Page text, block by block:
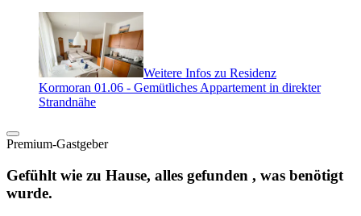
Weitere Infos zu Residenz
Kormoran 01.06 - Gemütliches Appartement in direkter
Strandnähe
Premium-Gastgeber
Gefühlt wie zu Hause, alles gefunden , was benötigt
wurde.